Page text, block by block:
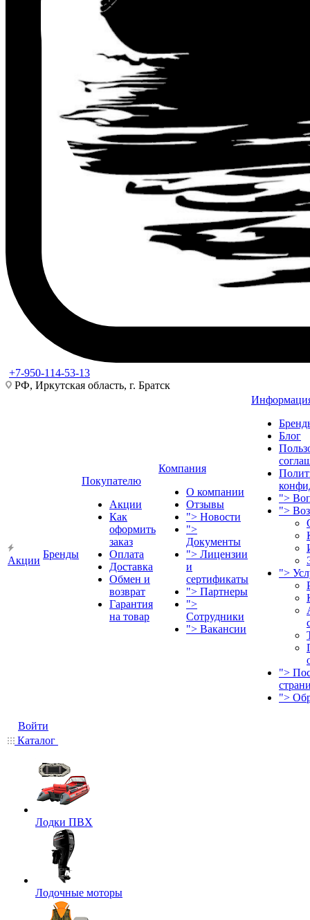
+7-950-114-53-13
РФ, Иркутская область, г. Братск
Акции
Бренды
Покупателю
Акции
Как
оформить
заказ
Оплата
Доставка
Обмен и
возврат
Гарантия
на товар
Компания
О компании
Отзывы
"> Новости
">
Документы
"> Лицензии
и
сертификаты
"> Партнеры
">
Сотрудники
"> Вакансии
Блог
">
">
">
">
">
Войти
Каталог
Лодки ПВХ
Лодочные моторы